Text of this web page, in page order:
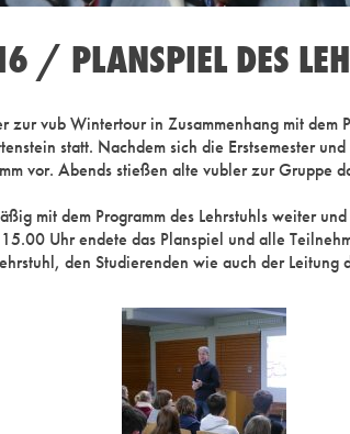
/ PLANSPIEL DES
vub Wintertour in Zusammenhang mit dem
statt. Nachdem sich die Erstsemester
vor. Abends stießen alte vubler zur Gruppe
mit dem Programm des Lehrstuhls weiter
Uhr endete das Planspiel und alle
den Studierenden wie auch der